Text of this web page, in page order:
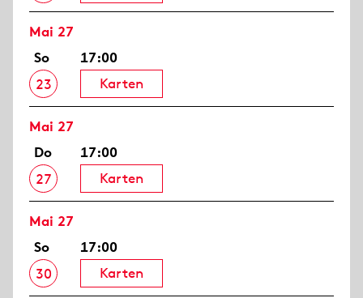
Mai 27
So
23
17:00
Karten
Mai 27
Do
27
17:00
Karten
Mai 27
So
30
17:00
Karten